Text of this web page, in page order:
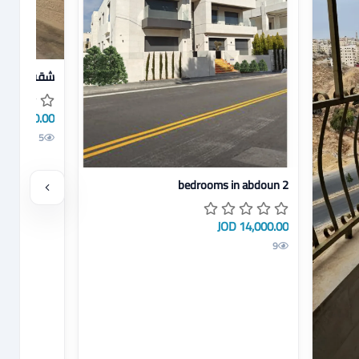
عرض تفاصيل 2 bedrooms in abdoun
2 bedrooms in abdoun
14,000.00 JOD
9
عرض
شقه
180.00 JOD
5